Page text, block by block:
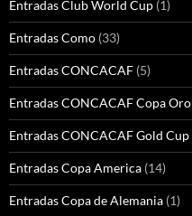
Entradas Club World Cup (1)
Entradas Como (33)
Entradas CONCACAF (5)
Entradas CONCACAF Copa Oro
Entradas CONCACAF Gold Cup
Entradas Copa America (14)
Entradas Copa de Alemania (1)